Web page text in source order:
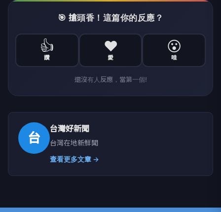
🎯 搶頭香！這篇你的反應？
👍
讚
❤️
愛
😮
哇
還沒有人反應，當第一個!
台
台灣好新聞
台灣在地新鮮聞
查看更多文章 →